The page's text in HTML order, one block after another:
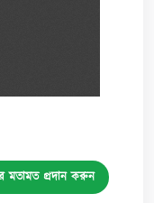
মতামত প্রদান করুন